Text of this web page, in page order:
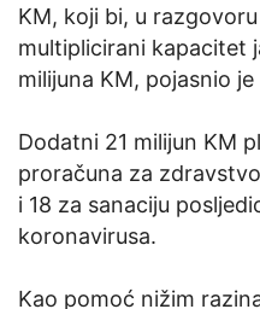
KM, koji bi, u
multiplicirani kapacitet
milijuna KM, pojasnio
Dodatni 21 milijun KM
proračuna za
i 18 za sanaciju
koronavirusa.
Kao pomoć nižim